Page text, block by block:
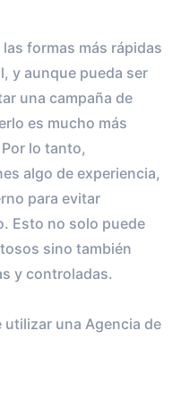
formas más rápidas
y aunque pueda ser
una campaña de
es mucho más
lo tanto,
algo de experiencia,
para evitar
Esto no solo puede
sino también
y controladas.
una Agencia de